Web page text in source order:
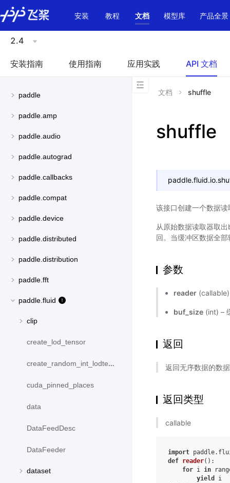
\u200E
安装
教程 文档 模型库 产品全景
2.4
安装指南 使用指南 应用实践 API 文档
paddle
paddle.amp
paddle.audio
paddle.autograd
paddle.callbacks
paddle.compat
paddle.device
paddle.distributed
paddle.distribution
paddle.fft
paddle.fluid
clip
create_lod_tensor
create_random_int_lodtensor
cuda_pinned_places
data
DataFeedDesc
DataFeeder
dataset
文档 shuffle
shuffle
paddle.fluid.io.
该接口创建一个数据
从原始数据读取器取
回。当缓冲区数据全
参数
reader
buf_size (int) –
返回
返回无序数据的数
返回类型
callable
import
def reader():
for i in
yield
i